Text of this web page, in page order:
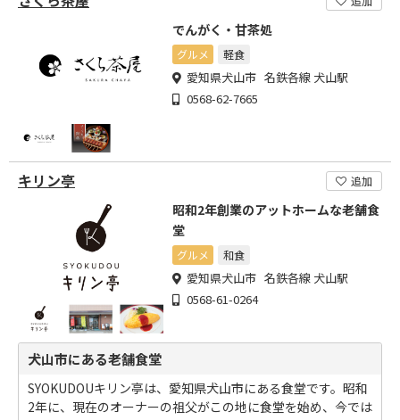
でんがく・甘茶処
グルメ 軽食
愛知県犬山市 名鉄各線 犬山駅
0568-62-7665
キリン亭 追加
昭和2年創業のアットホームな老舗食
堂
グルメ 和食
愛知県犬山市 名鉄各線 犬山駅
0568-61-0264
犬山市にある老舗食堂
SYOKUDOUキリン亭は、愛知県犬山市にある食堂です。昭和
2年に、現在のオーナーの祖父がこの地に食堂を始め、今では